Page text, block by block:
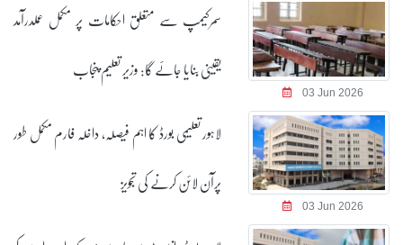
03 Jun 2026
سمرکیمپ سے متعلق احکامات پر مکمل عملدرآمد
یقینی بنایا جائے گا: وزیر تعلیم پنجاب
03 Jun 2026
لاہور تعلیمی بورڈ کا اہم فیصلہ، داخلہ فارم مکمل طور
پرآن لائن کرنے کی تجویز